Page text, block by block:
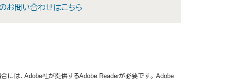
お問い合わせはこちら
には、Adobe社が提供するAdobe Readerが必要です。 Adobe